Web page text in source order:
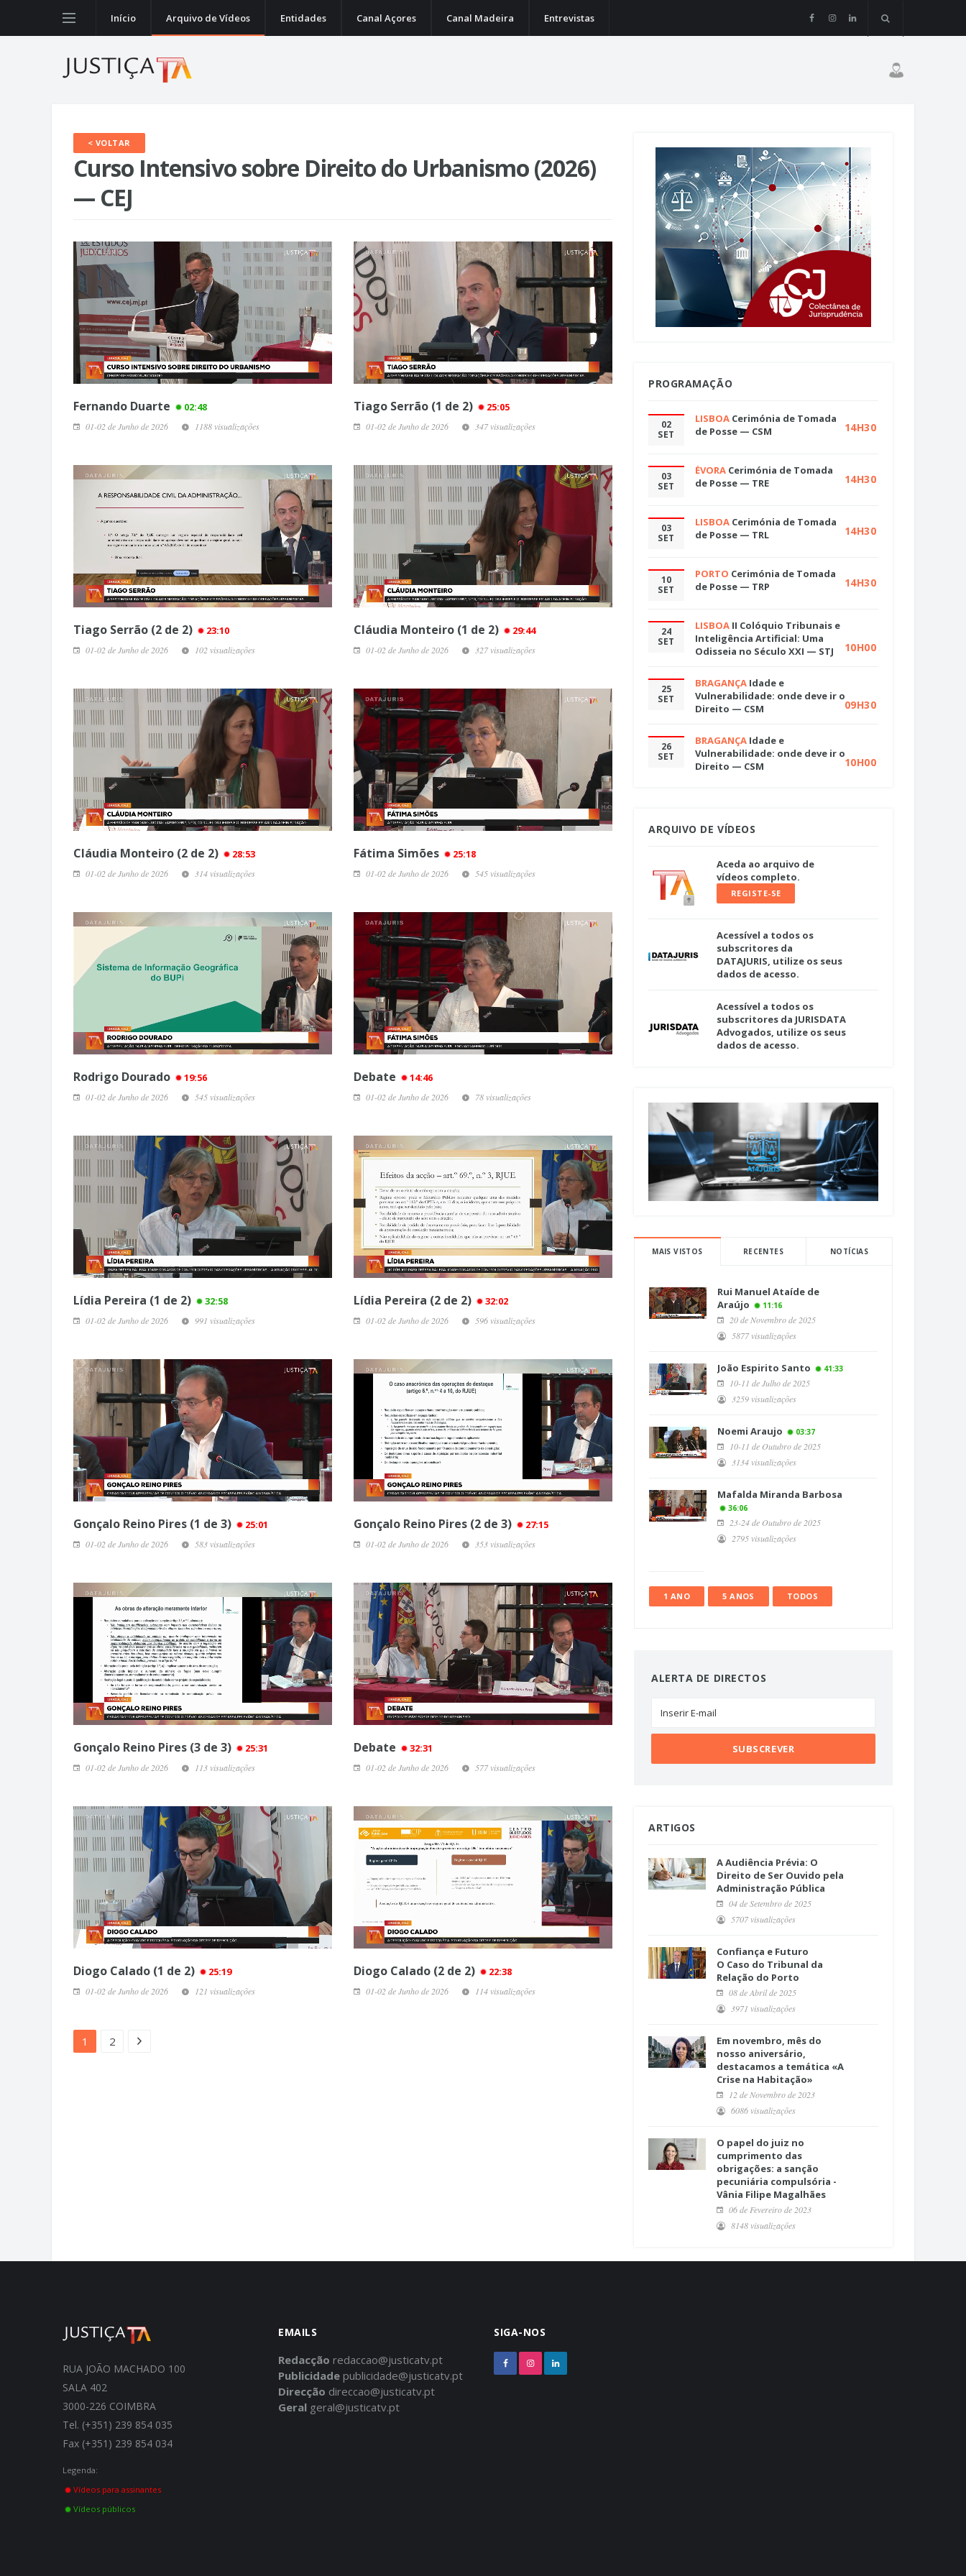
Início Arquivo de Vídeos Entidades Canal Açores Canal Madeira Entrevistas
< VOLTAR
Curso Intensivo sobre Direito do Urbanismo (2026)
— CEJ
Fernando Duarte 02:48
01-02 de Junho de 2026 1188 visualizações
Tiago Serrão (1 de 2) 25:05
01-02 de Junho de 2026 347 visualizações
Tiago Serrão (2 de 2) 23:10
01-02 de Junho de 2026 102 visualizações
Cláudia Monteiro (1 de 2) 29:44
01-02 de Junho de 2026 327 visualizações
Cláudia Monteiro (2 de 2) 28:53
01-02 de Junho de 2026 314 visualizações
Fátima Simões 25:18
01-02 de Junho de 2026 545 visualizações
Rodrigo Dourado 19:56
01-02 de Junho de 2026 545 visualizações
Debate 14:46
01-02 de Junho de 2026 78 visualizações
Lídia Pereira (1 de 2) 32:58
01-02 de Junho de 2026 991 visualizações
Lídia Pereira (2 de 2) 32:02
01-02 de Junho de 2026 596 visualizações
Gonçalo Reino Pires (1 de 3) 25:01
01-02 de Junho de 2026 583 visualizações
Gonçalo Reino Pires (2 de 3) 27:15
01-02 de Junho de 2026 353 visualizações
Gonçalo Reino Pires (3 de 3) 25:31
01-02 de Junho de 2026 113 visualizações
Debate 32:31
01-02 de Junho de 2026 577 visualizações
Diogo Calado (1 de 2) 25:19
01-02 de Junho de 2026 121 visualizações
Diogo Calado (2 de 2) 22:38
01-02 de Junho de 2026 114 visualizações
1 2
PROGRAMAÇÃO
02
SET
LISBOA Cerimónia de Tomada
de Posse — CSM
14H30
03
SET
ÉVORA Cerimónia de Tomada
de Posse — TRE
14H30
03
SET
LISBOA Cerimónia de Tomada
de Posse — TRL
14H30
10
SET
PORTO Cerimónia de Tomada
de Posse — TRP
14H30
24
SET
LISBOA II Colóquio Tribunais e
Inteligência Artificial: Uma
Odisseia no Século XXI — STJ
10H00
25
SET
BRAGANÇA Idade e
Vulnerabilidade: onde deve ir o
Direito — CSM
09H30
26
SET
BRAGANÇA Idade e
Vulnerabilidade: onde deve ir o
Direito — CSM
10H00
ARQUIVO DE VÍDEOS
Aceda ao arquivo de
vídeos completo.
REGISTE-SE
Acessível a todos os
subscritores da
DATAJURIS, utilize os seus
dados de acesso.
Acessível a todos os
subscritores da JURISDATA
Advogados, utilize os seus
dados de acesso.
MAIS VISTOS RECENTES NOTÍCIAS
Rui Manuel Ataíde de
Araújo
11:16
20 de Novembro de 2025
5877 visualizações
João Espirito Santo 41:33
10-11 de Julho de 2025
3259 visualizações
Noemi Araujo 03:37
10-11 de Outubro de 2025
3134 visualizações
Mafalda Miranda Barbosa
36:06
23-24 de Outubro de 2025
2795 visualizações
1 ANO 5 ANOS TODOS
ALERTA DE DIRECTOS
ARTIGOS
A Audiência Prévia: O
Direito de Ser Ouvido pela
Administração Pública
04 de Setembro de 2025
5707 visualizações
Confiança e Futuro
O Caso do Tribunal da
Relação do Porto
08 de Abril de 2025
3971 visualizações
Em novembro, mês do
nosso aniversário,
destacamos a temática «A
Crise na Habitação»
12 de Novembro de 2023
6086 visualizações
O papel do juiz no
cumprimento das
obrigações: a sanção
pecuniária compulsória -
Vânia Filipe Magalhães
06 de Fevereiro de 2023
8148 visualizações
RUA JOÃO MACHADO 100
SALA 402
3000-226 COIMBRA
Tel. (+351) 239 854 035
Fax (+351) 239 854 034
Legenda:
Vídeos para assinantes
Vídeos públicos
EMAILS
Redacção redaccao@justicatv.pt
Publicidade publicidade@justicatv.pt
Direcção direccao@justicatv.pt
Geral geral@justicatv.pt
SIGA-NOS